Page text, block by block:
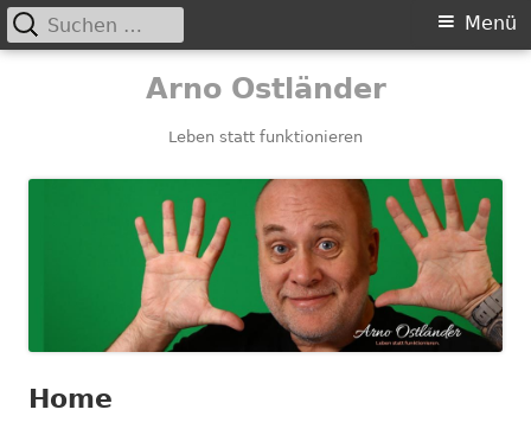
Arno Ostländer
Leben statt funktionieren
Primäres
Menü
Suchen
nach:
Home